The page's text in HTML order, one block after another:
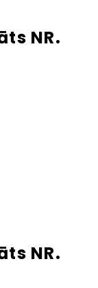
NR.
NR.